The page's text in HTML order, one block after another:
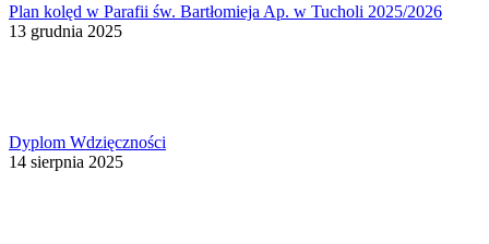
Plan kolęd w Parafii św. Bartłomieja Ap. w Tucholi 2025/2026
13 grudnia 2025
Dyplom Wdzięczności
14 sierpnia 2025